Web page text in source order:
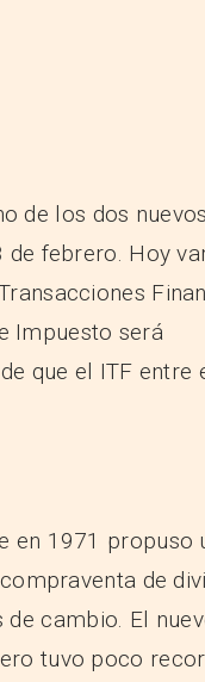
de los dos nuevos
febrero. Hoy
Impuesto será
que el ITF entre
en 1971 propuso
de
cambio. El
tuvo poco